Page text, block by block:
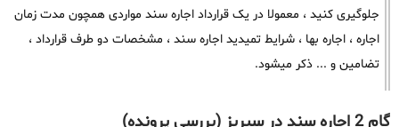
جلوگیری کنید ، معمولا در یک قرارداد اجاره سند مواردی همچون مدت زمان
اجاره ، اجاره بها ، شرایط تمیدید اجاره سند ، مشخصات دو طرف قرارداد ،
تضامین و ... ذکر میشود.
گام 2 اجاره سند در سیریز (بررسی پرونده)